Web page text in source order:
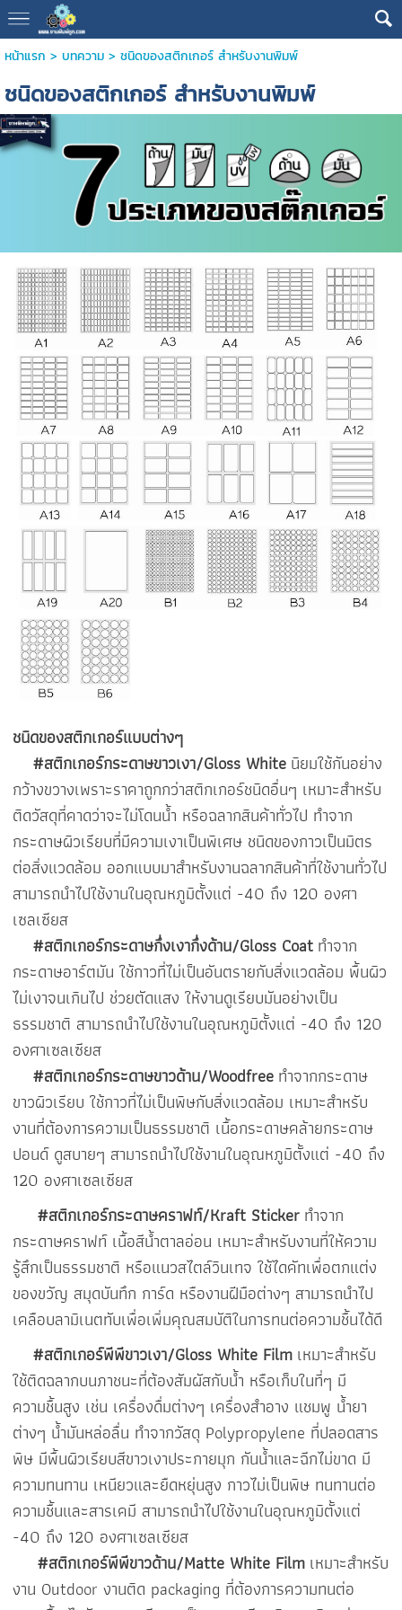
หน้าแรก > บทความ> ชนิดของสติกเกอร์ สำหรับงานพิมพ์
ชนิดของสติกเกอร์ สำหรับงานพิมพ์
ชนิดของสติกเกอร์แบบต่างๆ
#สติกเกอร์กระดาษขาวเงา/Gloss White นิยมใช้กันอย่าง
กว้างขวางเพราะราคาถูกกว่าสติกเกอร์ชนิดอื่นๆ เหมาะสำหรับ
ติดวัสดุที่คาดว่าจะไม่โดนน้ำ หรือฉลากสินค้าทั่วไป ทำจาก
กระดาษผิวเรียบที่มีความเงาเป็นพิเศษ ชนิดของกาวเป็นมิตร
ต่อสิ่งแวดล้อม ออกแบบมาสำหรับงานฉลากสินค้าที่ใช้งานทั่วไป
สามารถนำไปใช้งานในอุณหภูมิตั้งแต่ -40 ถึง 120 องศา
เซลเซียส
#สติกเกอร์กระดาษกึ่งเงากึ่งด้าน/Gloss Coat ทำจาก
กระดาษอาร์ตมัน ใช้กาวที่ไม่เป็นอันตรายกับสิ่งแวดล้อม พื้นผิว
ไม่เงาจนเกินไป ช่วยตัดแสง ให้งานดูเรียบมันอย่างเป็น
ธรรมชาติ สามารถนำไปใช้งานในอุณหภูมิตั้งแต่ -40 ถึง 120
องศาเซลเซียส
#สติกเกอร์กระดาษขาวด้าน/Woodfree ทำจากกระดาษ
ขาวผิวเรียบ ใช้กาวที่ไม่เป็นพิษกับสิ่งแวดล้อม เหมาะสำหรับ
งานที่ต้องการความเป็นธรรมชาติ เนื้อกระดาษคล้ายกระดาษ
ปอนด์ ดูสบายๆ สามารถนำไปใช้งานในอุณหภูมิตั้งแต่ -40 ถึง
120 องศาเซลเซียส
#สติกเกอร์กระดาษคราฟท์/Kraft Sticker ทำจาก
กระดาษคราฟท์ เนื้อสีน้ำตาลอ่อน เหมาะสำหรับงานที่ให้ความ
รู้สึกเป็นธรรมชาติ หรือแนวสไตล์วินเทจ ใช้ไดคัทเพื่อตกแต่ง
ของขวัญ สมุดบันทึก การ์ด หรืองานฝีมือต่างๆ สามารถนำไป
เคลือบลามิเนตทับเพื่อเพิ่มคุณสมบัติในการทนต่อความชื้นได้ดี
#สติกเกอร์พีพีขาวเงา/Gloss White Film เหมาะสำหรับ
ใช้ติดฉลากบนภาชนะที่ต้องสัมผัสกับน้ำ หรือเก็บในที่ๆ มี
ความชื้นสูง เช่น เครื่องดื่มต่างๆ เครื่องสำอาง แชมพู น้ำยา
ต่างๆ น้ำมันหล่อลื่น ทำจากวัสดุ Polypropylene ที่ปลอดสาร
พิษ มีพื้นผิวเรียบสีขาวเงาประกายมุก กันน้ำและฉีกไม่ขาด มี
ความทนทาน เหนียวและยืดหยุ่นสูง กาวไม่เป็นพิษ ทนทานต่อ
ความชื้นและสารเคมี สามารถนำไปใช้งานในอุณหภูมิตั้งแต่
-40 ถึง 120 องศาเซลเซียส
#สติกเกอร์พีพีขาวด้าน/Matte White Film เหมาะสำหรับ
งาน Outdoor งานติด packaging ที่ต้องการความทนต่อ